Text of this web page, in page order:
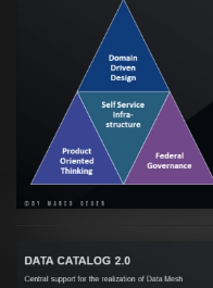
Artikel:Data
Transformation